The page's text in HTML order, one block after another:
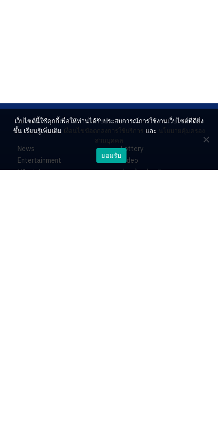
News
Entertainment
Lifestyle
Lottery
Video
ร่วมด้วยช่วยกัน
เว็บไซต์นี้ใช้คุกกี้เพื่อให้ท่านได้รับประสบการณ์การใช้งานเว็บไซต์ที่ดียิ่ง
ขึ้น เรียนรู้เพิ่มเติม เงื่อนไขข้อตกลงการใช้บริการ และ นโยบายคุ้มครอง
ส่วนบุคคล
ยอมรับ